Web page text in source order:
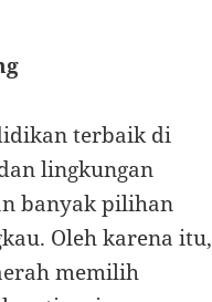
terbaik di
lingkungan
banyak pilihan
Oleh karena itu,
memilih